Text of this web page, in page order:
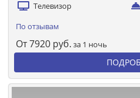
Телевизор
По отзывам
От7920 руб. за 1 ночь